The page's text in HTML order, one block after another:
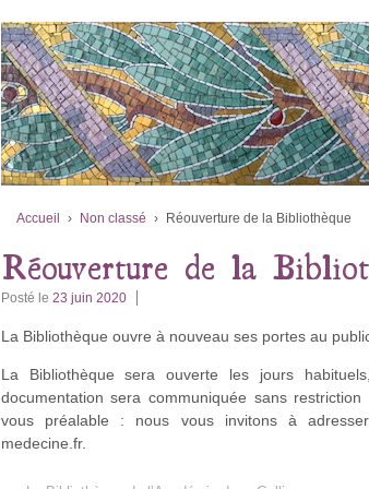
Accueil › Non classé › Réouverture de la Bibliothèque
Réouverture de la
Posté le 23 juin 2020
La Bibliothèque ouvre à nouveau ses portes au
La Bibliothèque sera ouverte les jours
documentation sera communiquée sans
vous préalable : nous vous invitons à
medecine.fr.